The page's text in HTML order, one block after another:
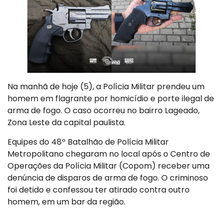
Na manhã de hoje (5), a Polícia Militar prendeu um
homem em flagrante por homicídio e porte ilegal de
arma de fogo. O caso ocorreu no bairro Lageado,
Zona Leste da capital paulista.
Equipes do 48º Batalhão de Polícia Militar
Metropolitano chegaram no local após o Centro de
Operações da Polícia Militar (Copom) receber uma
denúncia de disparos de arma de fogo. O criminoso
foi detido e confessou ter atirado contra outro
homem, em um bar da região.